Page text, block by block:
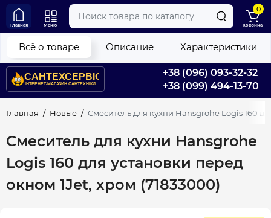
+38 (096) 093-32-32
+38 (099) 494-13-70
Главная Меню
0
Корзина
Главная Новые Смеситель для кухни Hansgrohe Logis 160
Смеситель для кухни Hansgrohe
Logis 160 для установки перед
окном 1Jet, хром (71833000)
Всё о товаре Описание Характеристики